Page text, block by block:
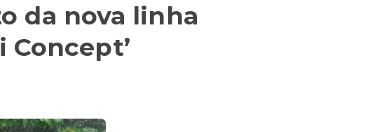
da nova linha
Concept’